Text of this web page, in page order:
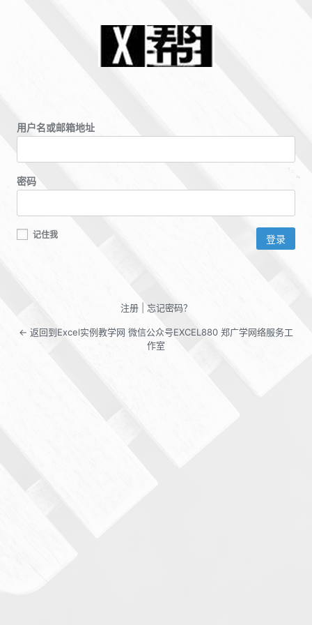
用户名或邮箱地址
密码
记住我
注册| 忘记密码？
← 返回到Excel实例教学网 微信公众号EXCEL880 郑广学网络服务工
作室